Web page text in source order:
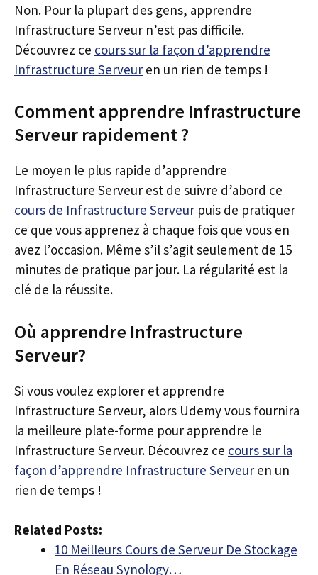
Non. Pour la plupart des gens, apprendre
Infrastructure Serveur n’est pas difficile.
Découvrez ce cours sur la façon d’apprendre
Infrastructure Serveur en un rien de temps !
Comment apprendre Infrastructure
Serveur rapidement ?
Le moyen le plus rapide d’apprendre
Infrastructure Serveur est de suivre d’abord ce
cours de Infrastructure Serveur puis de pratiquer
ce que vous apprenez à chaque fois que vous en
avez l’occasion. Même s’il s’agit seulement de 15
minutes de pratique par jour. La régularité est la
clé de la réussite.
Où apprendre Infrastructure
Serveur?
Si vous voulez explorer et apprendre
Infrastructure Serveur, alors Udemy vous fournira
la meilleure plate-forme pour apprendre le
Infrastructure Serveur. Découvrez ce cours sur la
façon d’apprendre Infrastructure Serveur en un
rien de temps !
Related Posts:
10 Meilleurs Cours de Serveur De Stockage
En Réseau Synology…